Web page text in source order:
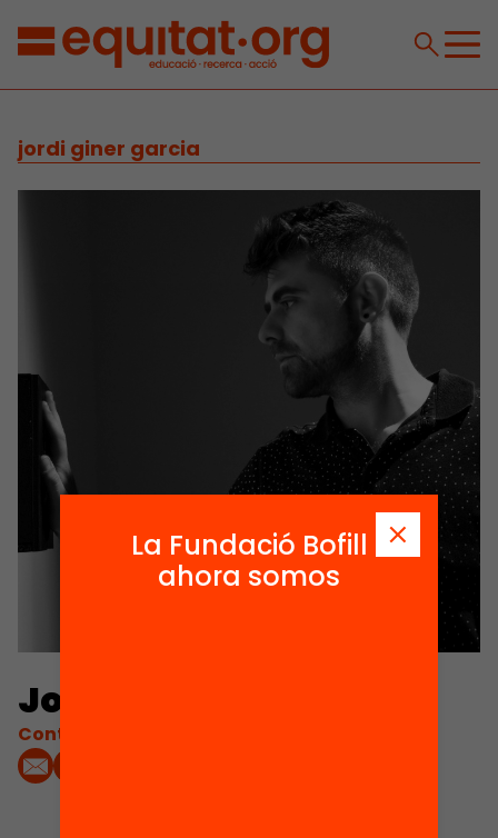
jordi giner garcia
Jordi Giner Garcia
Contacta'm:
La Fundació Bofill
ahora somos